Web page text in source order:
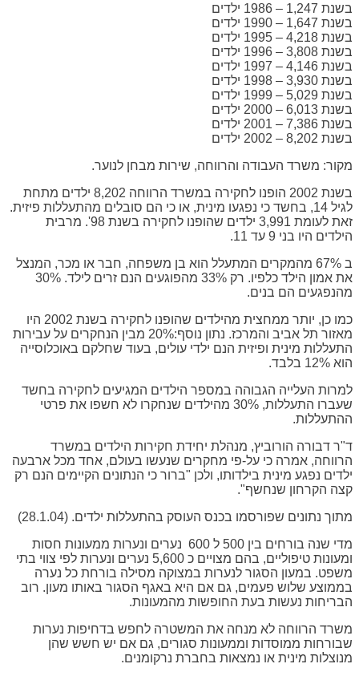
בשנת 1,247 – 1986 ילדים
בשנת 1,647 – 1990 ילדים
בשנת 4,218 – 1995 ילדים
בשנת 3,808 – 1996 ילדים
בשנת 4,146 – 1997 ילדים
בשנת 3,930 – 1998 ילדים
בשנת 5,029 – 1999 ילדים
בשנת 6,013 – 2000 ילדים
בשנת 7,386 – 2001 ילדים
בשנת 8,202 – 2002 ילדים
מקור: משרד העבודה והרווחה, שירות מבחן לנוער.
בשנת 2002 הופנו לחקירה במשרד הרווחה 8,202 ילדים מתחת
לגיל 14, בחשד כי נפגעו מינית, או כי הם סובלים מהתעללות פיזית.
זאת לעומת 3,991 ילדים שהופנו לחקירה בשנת 98'. מרבית
הילדים היו בני 9 עד 11.
ב 67% מהמקרים המתעלל הוא בן משפחה, חבר או מכר, המנצל
את אמון הילד כלפיו. רק 33% מהפוגעים הנם זרים לילד. 30%
מהנפגעים הם בנים.
כמו כן, יותר ממחצית מהילדים שהופנו לחקירה בשנת 2002 היו
מאזור תל אביב והמרכז. נתון נוסף:20% מבין הנחקרים על עבירות
התעללות מינית ופיזית הנם ילדי עולים, בעוד שחלקם באוכלוסייה
הוא 12% בלבד.
למרות העלייה הגבוהה במספר הילדים המגיעים לחקירה בחשד
שעברו התעללות, 30% מהילדים שנחקרו לא חשפו את פרטי
ההתעללות.
ד"ר דבורה הורוביץ, מנהלת יחידת חקירות הילדים במשרד
הרווחה, אמרה כי על-פי מחקרים שנעשו בעולם, אחד מכל ארבעה
ילדים נפגע מינית בילדותו, ולכן "ברור כי הנתונים הקיימים הנם רק
קצה הקרחון שנחשף".
מתוך נתונים שפורסמו בכנס העוסק בהתעללות ילדים. (28.1.04)
מדי שנה בורחים בין 500 ל 600 נערים ונערות ממעונות חסות
ומעונות טיפוליים, בהם מצויים כ 5,600 נערים ונערות לפי צווי בתי
משפט. במעון הסגור לנערות במצוקה מסילה בורחת כל נערה
בממוצע שלוש פעמים, גם אם היא באגף הסגור באותו מעון. רוב
הבריחות נעשות בעת החופשות מהמעונות.
משרד הרווחה לא מנחה את המשטרה לחפש בדחיפות נערות
שבורחות ממוסדות וממעונות סגורים, גם אם יש חשש שהן
מנוצלות מינית או נמצאות בחברת נרקומנים.